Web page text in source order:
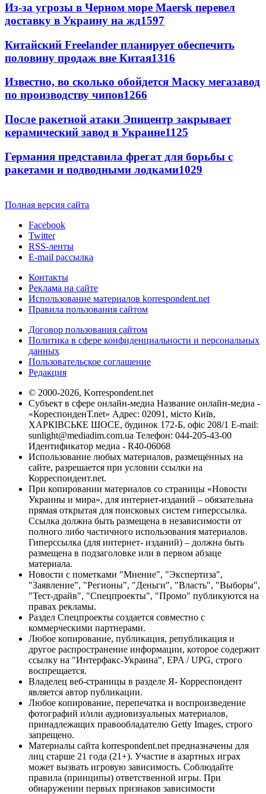
Из-за угрозы в Черном море Maersk перевел
доставку в Украину на жд1597
Китайский Freelander планирует обеспечить
половину продаж вне Китая1316
Известно, во сколько обойдется Маску мегазавод
по производству чипов1266
После ракетной атаки Эпицентр закрывает
керамический завод в Украине1125
Германия представила фрегат для борьбы с
ракетами и подводными лодками1029
Полная версия сайта
Facebook
Twitter
RSS-ленты
E-mail рассылка
Контакты
Реклама на сайте
Использование материалов korrespondent.net
Правила пользования сайтом
Договор пользования сайтом
Политика в сфере конфиденциальности и персональных
данных
Пользовательское соглашение
Редакция
© 2000-2026, Korrespondent.net
Субъект в сфере онлайн-медиа Название онлайн-медиа -
«КореспонденТ.net» Адрес: 02091, місто Київ,
ХАРКІВСЬКЕ ШОСЕ, будинок 172-Б, офіс 208/1 E-mail:
sunlight@mediadim.com.ua Телефон: 044-205-43-00
Идентификатор медиа - R40-06068
Использование любых материалов, размещённых на
сайте, разрешается при условии ссылки на
Корреспондент.net.
При копировании материалов со страницы «Новости
Украины и мира», для интернет-изданий – обязательна
прямая открытая для поисковых систем гиперссылка.
Ссылка должна быть размещена в независимости от
полного либо частичного использования материалов.
Гиперссылка (для интернет- изданий) – должна быть
размещена в подзаголовке или в первом абзаце
материала.
Новости с пометками "Мнение", "Экспертиза",
"Заявление", "Регионы", "Деньги", "Власть", "Выборы",
"Тест-драйв", "Спецпроекты", "Промо" публикуются на
правах рекламы.
Раздел Спецпроекты создается совместно с
коммерческими партнерами.
Любое копирование, публикация, републикация и
другое распространение информации, которое содержит
ссылку на "Интерфакс-Украина", EPA / UPG, строго
воспрещается.
Владелец веб-страницы в разделе Я- Корреспондент
является автор публикации.
Любое копирование, перепечатка и воспроизведение
фотографий и/или аудиовизуальных материалов,
принадлежащих правообладателю Getty Images, строго
запрещено.
Материалы сайта korrespondent.net предназначены для
лиц старше 21 года (21+). Участие в азартных играх
может вызвать игровую зависимость. Соблюдайте
правила (принципы) ответственной игры. При
обнаружении первых признаков зависимости